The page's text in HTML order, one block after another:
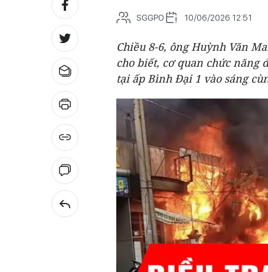
SGGPO 10/06/2026 12:51
Chiều 8-6, ông Huỳnh Văn
cho biết, cơ quan chức năng
tại ấp Bình Đại 1 vào sáng